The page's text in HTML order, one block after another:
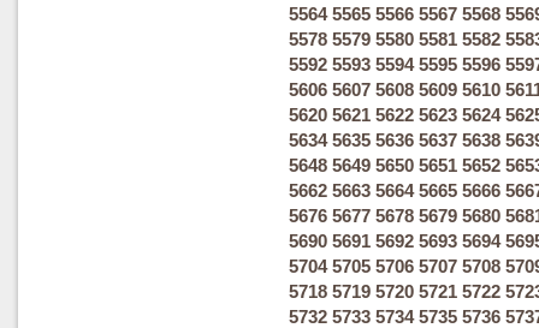
5564 5565 5566 5567 5568
5578 5579 5580 5581 5582
5592 5593 5594 5595 5596
5606 5607 5608 5609 5610
5620 5621 5622 5623 5624
5634 5635 5636 5637 5638
5648 5649 5650 5651 5652
5662 5663 5664 5665 5666
5676 5677 5678 5679 5680
5690 5691 5692 5693 5694
5704 5705 5706 5707 5708
5718 5719 5720 5721 5722
5732 5733 5734 5735 5736